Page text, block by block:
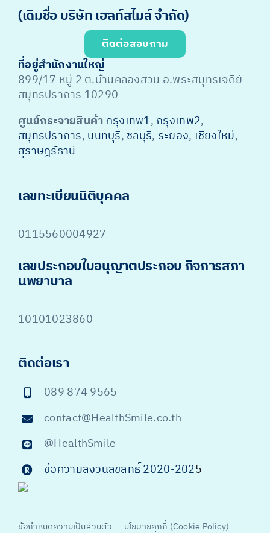
(เดิมชื่อ บริษัท เฮลท์สไมล์ จำกัด)
ติดต่อสอบถาม
ที่อยู่สำนักงานใหญ่
899/17 หมู่ 2 ต.บ้านคลองสวน อ.พระสมุทรเจดีย์
สมุทรปราการ 10290
ศูนย์กระจายสินค้า กรุงเทพ1, กรุงเทพ2,
สมุทรปราการ, นนทบุรี, ชลบุรี, ระยอง, เชียงใหม่,
สุราษฎร์ธานี
เลขทะเบียนนิติบุคคล
0115560004927
เลขประกอบใบอนุญาตประกอบ กิจการสภา
นพยาบาล
10101023860
ติดต่อเรา
089 874 9565
contact@HealthSmile.co.th
@HealthSmile
ข้อความสงวนลิขสิทธิ์ 2020-2025
ข้อกำหนดความเป็นส่วนตัว นโยบายคุกกี้ (Cookie Policy)